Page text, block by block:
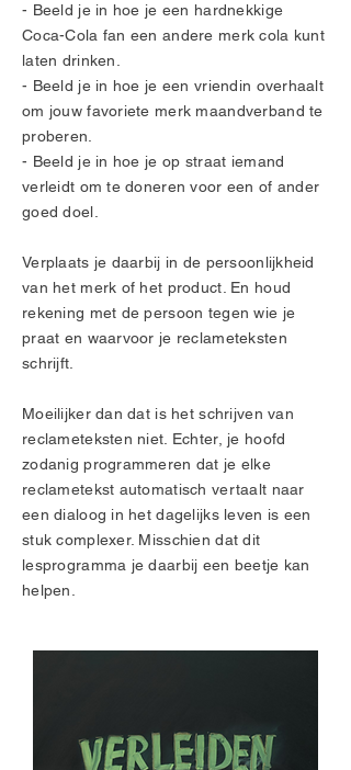
- Beeld je in hoe je een hardnekkige
Coca-Cola fan een andere merk cola kunt
laten drinken.
- Beeld je in hoe je een vriendin overhaalt
om jouw favoriete merk maandverband te
proberen.
- Beeld je in hoe je op straat iemand
verleidt om te doneren voor een of ander
goed doel.
Verplaats je daarbij in de persoonlijkheid
van het merk of het product. En houd
rekening met de persoon tegen wie je
praat en waarvoor je reclameteksten
schrijft.
Moeilijker dan dat is het schrijven van
reclameteksten niet. Echter, je hoofd
zodanig programmeren dat je elke
reclametekst automatisch vertaalt naar
een dialoog in het dagelijks leven is een
stuk complexer. Misschien dat dit
lesprogramma je daarbij een beetje kan
helpen.